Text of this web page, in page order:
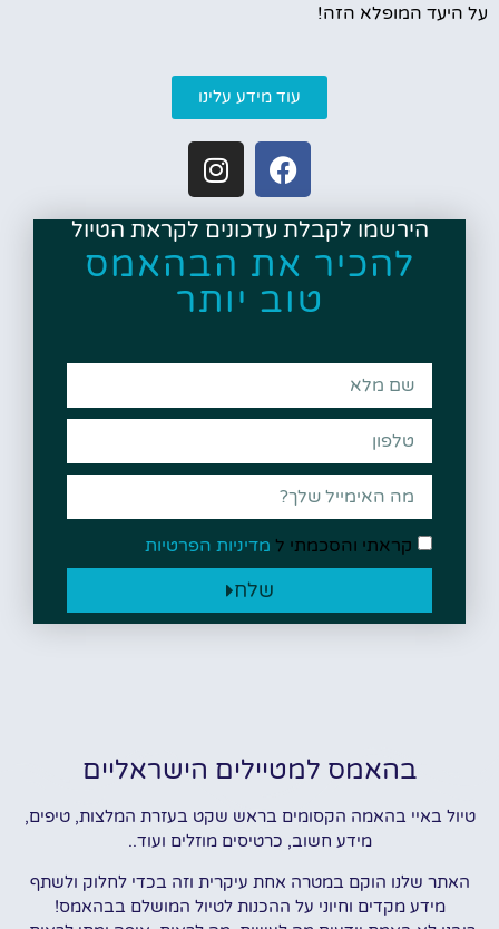
על היעד המופלא הזה!
עוד מידע עלינו
הירשמו לקבלת עדכונים לקראת הטיול
להכיר את הבהאמס
טוב יותר
קראתי והסכמתי ל מדיניות הפרטיות
שלח
בהאמס למטיילים הישראליים
טיול באיי בהאמה הקסומים בראש שקט בעזרת המלצות, טיפים,
מידע חשוב, כרטיסים מוזלים ועוד..
האתר שלנו הוקם במטרה אחת עיקרית וזה בכדי לחלוק ולשתף
מידע מקדים וחיוני על ההכנות לטיול המושלם בבהאמס!